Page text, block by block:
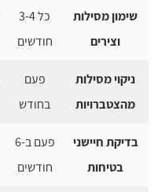
שימון מסילות
וצירים
כל 3-4
חודשים
ניקוי מסילות
מהצטברויות
פעם
בחודש
בדיקת חיישני
בטיחות
פעם ב-6
חודשים